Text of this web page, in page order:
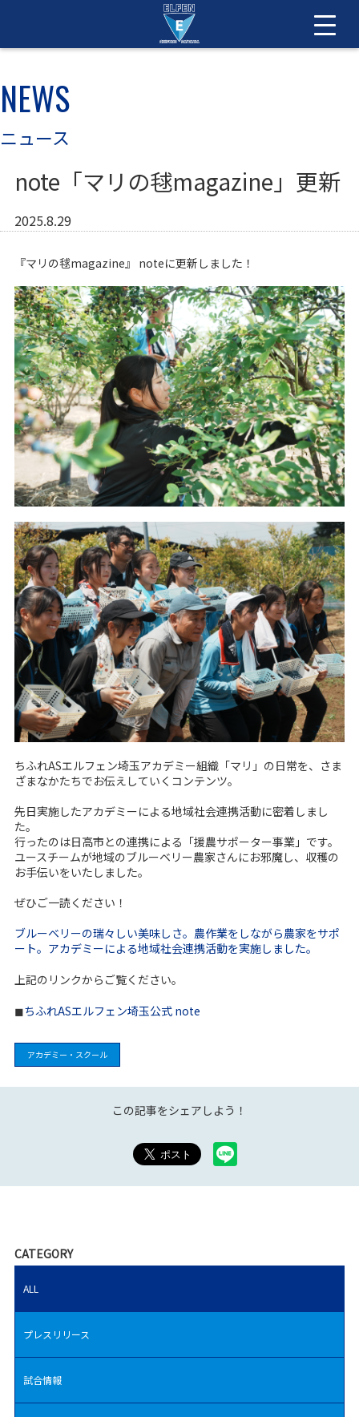
NEWS
ニュース
note「マリの毬magazine」更新
2025.8.29
『マリの毬magazine』 noteに更新しました！
ちふれASエルフェン埼玉アカデミー組織「マリ」の日常を、さま
ざまなかたちでお伝えしていくコンテンツ。
先日実施したアカデミーによる地域社会連携活動に密着しまし
た。
行ったのは日高市との連携による「援農サポーター事業」です。
ユースチームが地域のブルーベリー農家さんにお邪魔し、収穫の
お手伝いをいたしました。
ぜひご一読ください！
ブルーベリーの瑞々しい美味しさ。農作業をしながら農家をサポ
ート。アカデミーによる地域社会連携活動を実施しました。
上記のリンクからご覧ください。
◼︎ちふれASエルフェン埼玉公式note
アカデミー・スクール
この記事をシェアしよう！
CATEGORY
ALL
プレスリリース
試合情報